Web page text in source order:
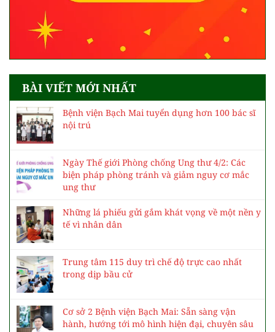
BÀI VIẾT MỚI NHẤT
Bệnh viện Bạch Mai tuyển dụng hơn 100 bác sĩ
nội trú
Ngày Thế giới Phòng chống Ung thư 4/2: Các
biện pháp phòng tránh và giảm nguy cơ mắc
ung thư
Những lá phiếu gửi gắm khát vọng về một nền y
tế vì nhân dân
Trung tâm 115 duy trì chế độ trực cao nhất
trong dịp bầu cử
Cơ sở 2 Bệnh viện Bạch Mai: Sẵn sàng vận
hành, hướng tới mô hình hiện đại, chuyên sâu